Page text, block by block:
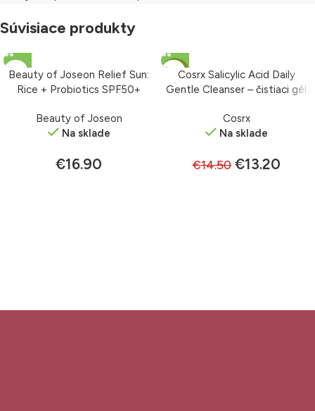
Súvisiace produkty
Beauty of Joseon Relief Sun:
Rice + Probiotics SPF50+
faktorom 50 ml
Beauty of Joseon
Na sklade
€16.90
-9%Cosrx Salicylic Acid Daily
Gentle Cleanser – čistiaci gél
Cosrx
Na sklade
€14.50 €13.20